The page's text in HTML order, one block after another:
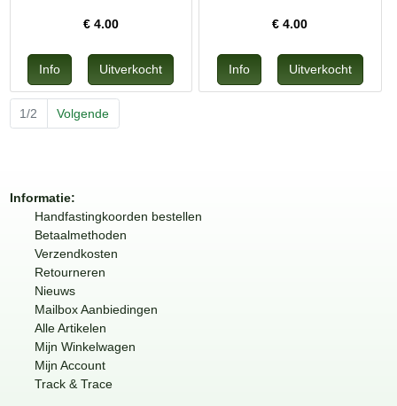
€ 4.00 €4.00
1/2 Volgende
Informatie:
Handfastingkoorden bestellen
Betaalmethoden
Verzendkosten
Retourneren
Nieuws
Mailbox Aanbiedingen
Alle Artikelen
Mijn Winkelwagen
Mijn Account
Track & Trace